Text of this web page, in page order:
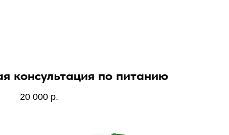
консультация по питанию
20 000 р.